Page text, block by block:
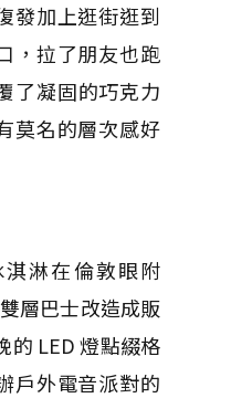
發加上逛街逛到
，拉了朋友也跑
了凝固的巧克力
莫名的層次感好
淇淋在倫敦眼附
層巴士改造成販
的 LED 燈點綴格
戶外電音派對的